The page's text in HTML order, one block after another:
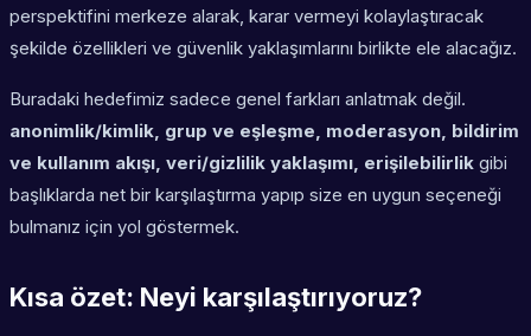
perspektifini merkeze alarak, karar vermeyi kolaylaştıracak
şekilde özellikleri ve güvenlik yaklaşımlarını birlikte ele alacağız.
Buradaki hedefimiz sadece genel farkları anlatmak değil.
anonimlik/kimlik, grup ve eşleşme, moderasyon, bildirim
ve kullanım akışı, veri/gizlilik yaklaşımı, erişilebilirlik gibi
başlıklarda net bir karşılaştırma yapıp size en uygun seçeneği
bulmanız için yol göstermek.
Kısa özet: Neyi karşılaştırıyoruz?